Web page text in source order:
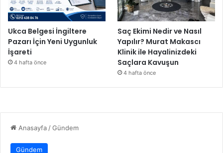
Ukca Belgesi İngiltere
Pazarı İçin Yeni Uygunluk
İşareti
4 hafta önce
Saç Ekimi Nedir ve Nasıl
Yapılır? Murat Makascı
Klinik ile Hayalinizdeki
Saçlara Kavuşun
4 hafta önce